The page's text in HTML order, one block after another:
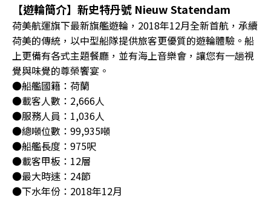
【遊輪簡介】新史特丹號 Nieuw Statendam
荷美航運旗下最新旗艦遊輪，2018年12月全新首航，承續
荷美的傳統，以中型船隊提供旅客更優質的遊輪體驗。船
上更備有各式主題餐廳，並有海上音樂會，讓您有一趟視
覺與味覺的尊榮饗宴。
●船艦國籍：荷蘭
●載客人數：2,666人
●服務人員：1,036人
●總噸位數：99,935噸
●船艦長度：975呎
●載客甲板：12層
●最大時速：24節
●下水年份：2018年12月